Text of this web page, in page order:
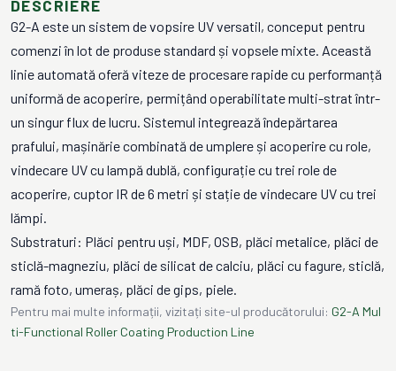
DESCRIERE
G2-A este un sistem de vopsire UV versatil, conceput pentru
comenzi în lot de produse standard și vopsele mixte. Această
linie automată oferă viteze de procesare rapide cu performanță
uniformă de acoperire, permițând operabilitate multi-strat într-
un singur flux de lucru. Sistemul integrează îndepărtarea
prafului, mașinărie combinată de umplere și acoperire cu role,
vindecare UV cu lampă dublă, configurație cu trei role de
acoperire, cuptor IR de 6 metri și stație de vindecare UV cu trei
lămpi.
Substraturi: Plăci pentru uși, MDF, OSB, plăci metalice, plăci de
sticlă-magneziu, plăci de silicat de calciu, plăci cu fagure, sticlă,
ramă foto, umeraș, plăci de gips, piele.
Pentru mai multe informații, vizitați site-ul producătorului: G2-A Mul
ti-Functional Roller Coating Production Line